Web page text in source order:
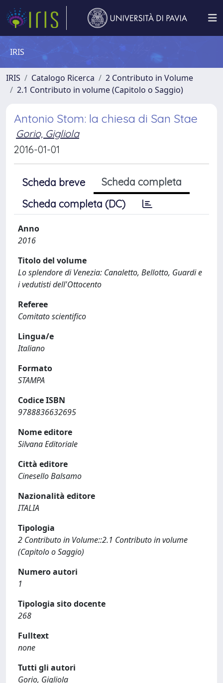
IRIS
IRIS Catalogo Ricerca
2 Contributo in Volume
2.1 Contributo in volume (Capitolo o Saggio)
Antonio Stom: la chiesa di San Stae
Gorio, Gigliola
2016-01-01
Scheda breve
Scheda completa
Scheda completa (DC)
Anno
2016
Titolo del volume
Lo splendore di Venezia: Canaletto, Bellotto, Guardi e
i vedutisti dell'Ottocento
Referee
Comitato scientifico
Lingua/e
Italiano
Formato
STAMPA
Codice ISBN
9788836632695
Nome editore
Silvana Editoriale
Città editore
Cinesello Balsamo
Nazionalità editore
ITALIA
Tipologia
2 Contributo in Volume::2.1 Contributo in volume
(Capitolo o Saggio)
Numero autori
1
Tipologia sito docente
268
Fulltext
none
Tutti gli autori
Gorio, Gigliola